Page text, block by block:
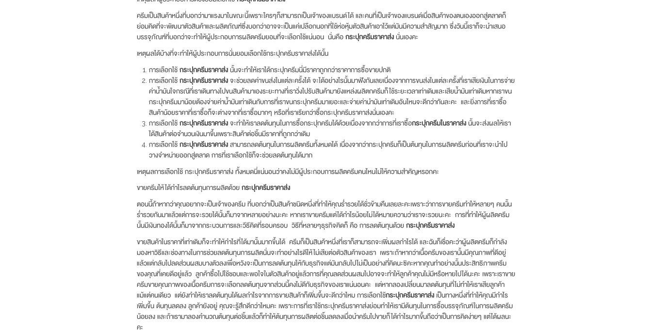
ครีมเป็นสินค้าหนึ่งที่บอกว่ามาแรงมาในขณะนี้เพราะใครๆก็สามารถเป็นเจ้าของแบรนด์ได้ และคนที่เป็นเจ้าของแบรนด์เมื่อสินค้าของตนเองออกสู่ตลาดก็
ย่อมคิดที่จะพัฒนาตัวสินค้าและผลิตภัณฑ์ซึ่งบอกว่าอาจจะเป็นแค่เปลือกนอกที่ใช้ห่อหุ้มตัวสินค้าเอาไว้แต่มันมีความสำสัญมาก ซึ่งวันนี้เราก็จะนำเสนอ
บรรจุภัณฑ์ที่บอกว่าจะทำให้ผู้ประกอบการผลิตครีมยอมที่จะเลือกใช้แน่นอน นั่นคือ กระปุกครีมราคาส่ง นั่นเองคะ
เหตุผลได้บ้างที่จะทำให้ผู้ประกอบการนั่นยอมเลือกใช้กระปุกครีมราคาส่งได้นั้น
การเลือกใช้ กระปุกครีมราคาส่ง นั้นจะทำให้เราได้กระปุกครีมนี่มีราคาถูกกว่าราคาการซื้อขายปกติ
การเลือกใช้ กระปุกครีมราคาส่ง จะช่วยลดค่าขนส่งในแต่ละครั้งได้ จะได้อย่างไรนั้นมาฟังกันเลยเนื่องจากการขนส่งในแต่ละครั้งที่เราเสียเงินในการจ่าย
ค่าน้ำมันใจกรณีที่เราเดินทางไปขนสินค้ามาเองระยะทางที่เราวิ่งไปรับสินค้ามายังแหล่งผลิตกครีมก็ใช้ระยะเวลาเท่าเดิมและเสียน้ำมันเท่าเดิมหากเราขน
กระปุกครีมมาน้อยต้องจ่ายค่าน้ำมันเท่าเดินกับการที่เราขนกระปุกครีมมาเยอะและจ่ายค่านำมันเท่าเดิมอันไหนจะดีกว่ากันละคะ และยิ่งการที่เราซื้อ
สินค้าน้อยราคาที่เราซื้อก็จะต่างจากที่เราซื้อมากๆ หรือที่เราเรียกว่าซื้อกระปุกครีมราคาส่งนั่นเองคะ
การเลือกใช้ กระปุกครีมราคาส่ง จะทำให้เราลดต้นทุนในการซื้อกระปุกครีมได้ด้วยเนื่องจากกว่าการที่เราซื้อกระปุกครีมในราคาส่ง นั้นจะส่งผลให้เรา
ได้สินค้าต่อจำนวนเงินมาขึ้นเพราะสินค้าต่อชิ้นมีราคาที่ถูกกว่าเดิม
การเลือกใช้ กระปุกครีมราคาส่ง สามารถลดต้นทุนในการผลิตครีมทั้งหมดได้ เนื่องจากว่ากระปุกครีมก็เป็นต้นทุนในการผลิตครีมก่อนที่เราจะนำไป
วางจำหน่ายออกสู่ตลาด การที่เราเลือกใช้ก็จะช่วยลดต้นทุนได้มาก
เหตุผลการเลือกใช้ กระปุกครีมราคาส่ง ทั้งหมดนี่แน่นอนว่าคงไม่มีผู้ประกอบการผลิตครีมคนไหนไม่ให้ความสำคัญหรอกคะ
ขายครีมให้ได้กำไรลดต้นทุนการผลิตด้วย กระปุกครีมราคาส่ง
ตอนนี้ถ้าหากว่าคุณอยากจะเป็นเจ้าของครีม ที่บอกว่าเป็นสินค้าชนิดหนึ่งที่ทำให้คุณร่ำรวยได้ชั่วข้ามคืนเลยละคะเพราะว่าการขายครีมทำให้หลายๆ คนนั้น
ร่ำรวยกันมาแล้วแต่การจะรวยได้นั้นก็มาจากหลายอย่างนะคะ หากเราขายครีมแต่ได้กำไรน้อยไม่ได้หมายความว่าเราจะรวยนะคะ การที่ทำให้ผู้ผลิตครีม
นั้นมีเงินทองได้นั้นก็มาจากกระบวนการและวีธีคิดที่รอบครอบ วิธีที่หลายๆธุรกิจคิดก็ คือ การลดต้นทุนด้วย กระปุกครีมราคาส่ง
ขายสินค้าในราคาที่เท่าเดิมก็จะทำให้กำไรที่ได้มานั้นมากขึ้นได้ ครีมก็เป็นสินค้าหนึ่งที่เราก็สามารถจะเพิ่มผลกำไรได้ และฉันก็เชื่อคะว่าผู้ผลิตครีมก็กำลัง
มองหาวิธีและช่องทางในการช่วยลดต้นทุนการผลิตนั่นจะทำอย่างไรดีให้ไม่เสียต่อตัวสินค้าของเรา เพราะถ้าหากว่าเนื้อครีมของเรานั้นมีคุณภาพที่ดีอยู่
แล้วแต่กลับไปลดส่วนผสมบางตัวลงเพื่อหวังจะเป็นการลดต้นทุนให้กับธุรกิจแต่มันกลับไปไม่เป็นอย่างที่คิดนะซิคะหากคุณทำอย่างนั้นประสิทธิภาพครีม
ของคุณที่เคยดีอยู่แล้ว ลูกค้าซื้อไปใช้ชอบและพอใจในตัวสินค้าอยู่แล้วการที่คุณลดส่วนผสมไปอาจจะทำให้ลูกค้าคุณไม่มีหรือหายไปได้นะคะ เพราะเราขาย
ครีมขายคุณภาพของเนื้อครีมการจะเลือกลดต้นทุนจากส่วนนี้คงไม่ดีกับธุรกิจของเราแน่นอนคะ แต่หากลองเปลี่ยนมาลดต้นทุนที่ไม่ทำให้เราเสียลูกค้า
แม้แต่คนเดียว แต่ยังทำให้เราลดต้นทุนได้ผลกำไรจากการขายสินค้าก็เพิ่มขึ้นจะดีกว่าไหม การเลือกใช้กระปุกครีมราคาส่ง เป็นทางหนึ่งที่ทำให้คุณมีกำไร
เพิ่มขึ้น ต้นทุนลดลง ลูกค้ายังอยู่ คุณจะรู้สึกดีกว่าไหมคะ เพราะการที่เราใช้กระปุกครีมราคาส่งย่อมทำให้เรามีต้นทุนในการซื้อบรรจุภัณฑ์ในการผลิตครีม
น้อยลง และถ้าเรามาลองคำนวณต้นทุนต่อชิ้นแล้วก็ทำให้ต้นทุนการผลิตต่อชิ้นลดลงเมื่อนำครีมไปขายก็ได้กำไรมากขึ้นถือว่าเป็นการคิดง่ายๆ แต่ได้ผลนะ
คะ